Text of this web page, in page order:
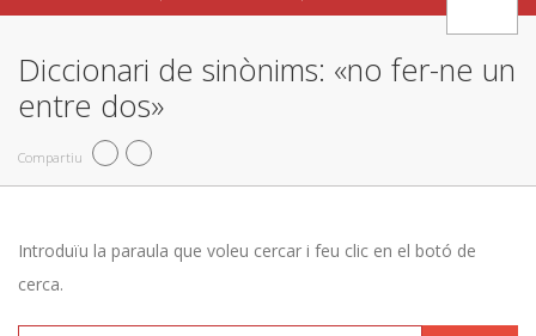
Diccionari de sinònims: «no fer-ne un
entre dos»
Compartiu
Introduïu la paraula que voleu cercar i feu clic en el botó de
cerca.